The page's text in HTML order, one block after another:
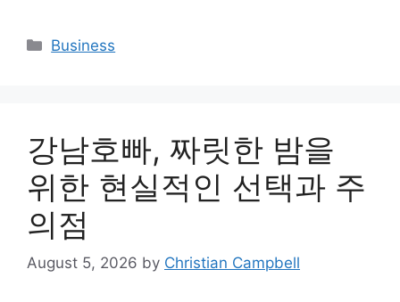
Categories
Business
강남호빠, 짜릿한 밤을
위한 현실적인 선택과 주
의점
August 5, 2026 by Christian Campbell